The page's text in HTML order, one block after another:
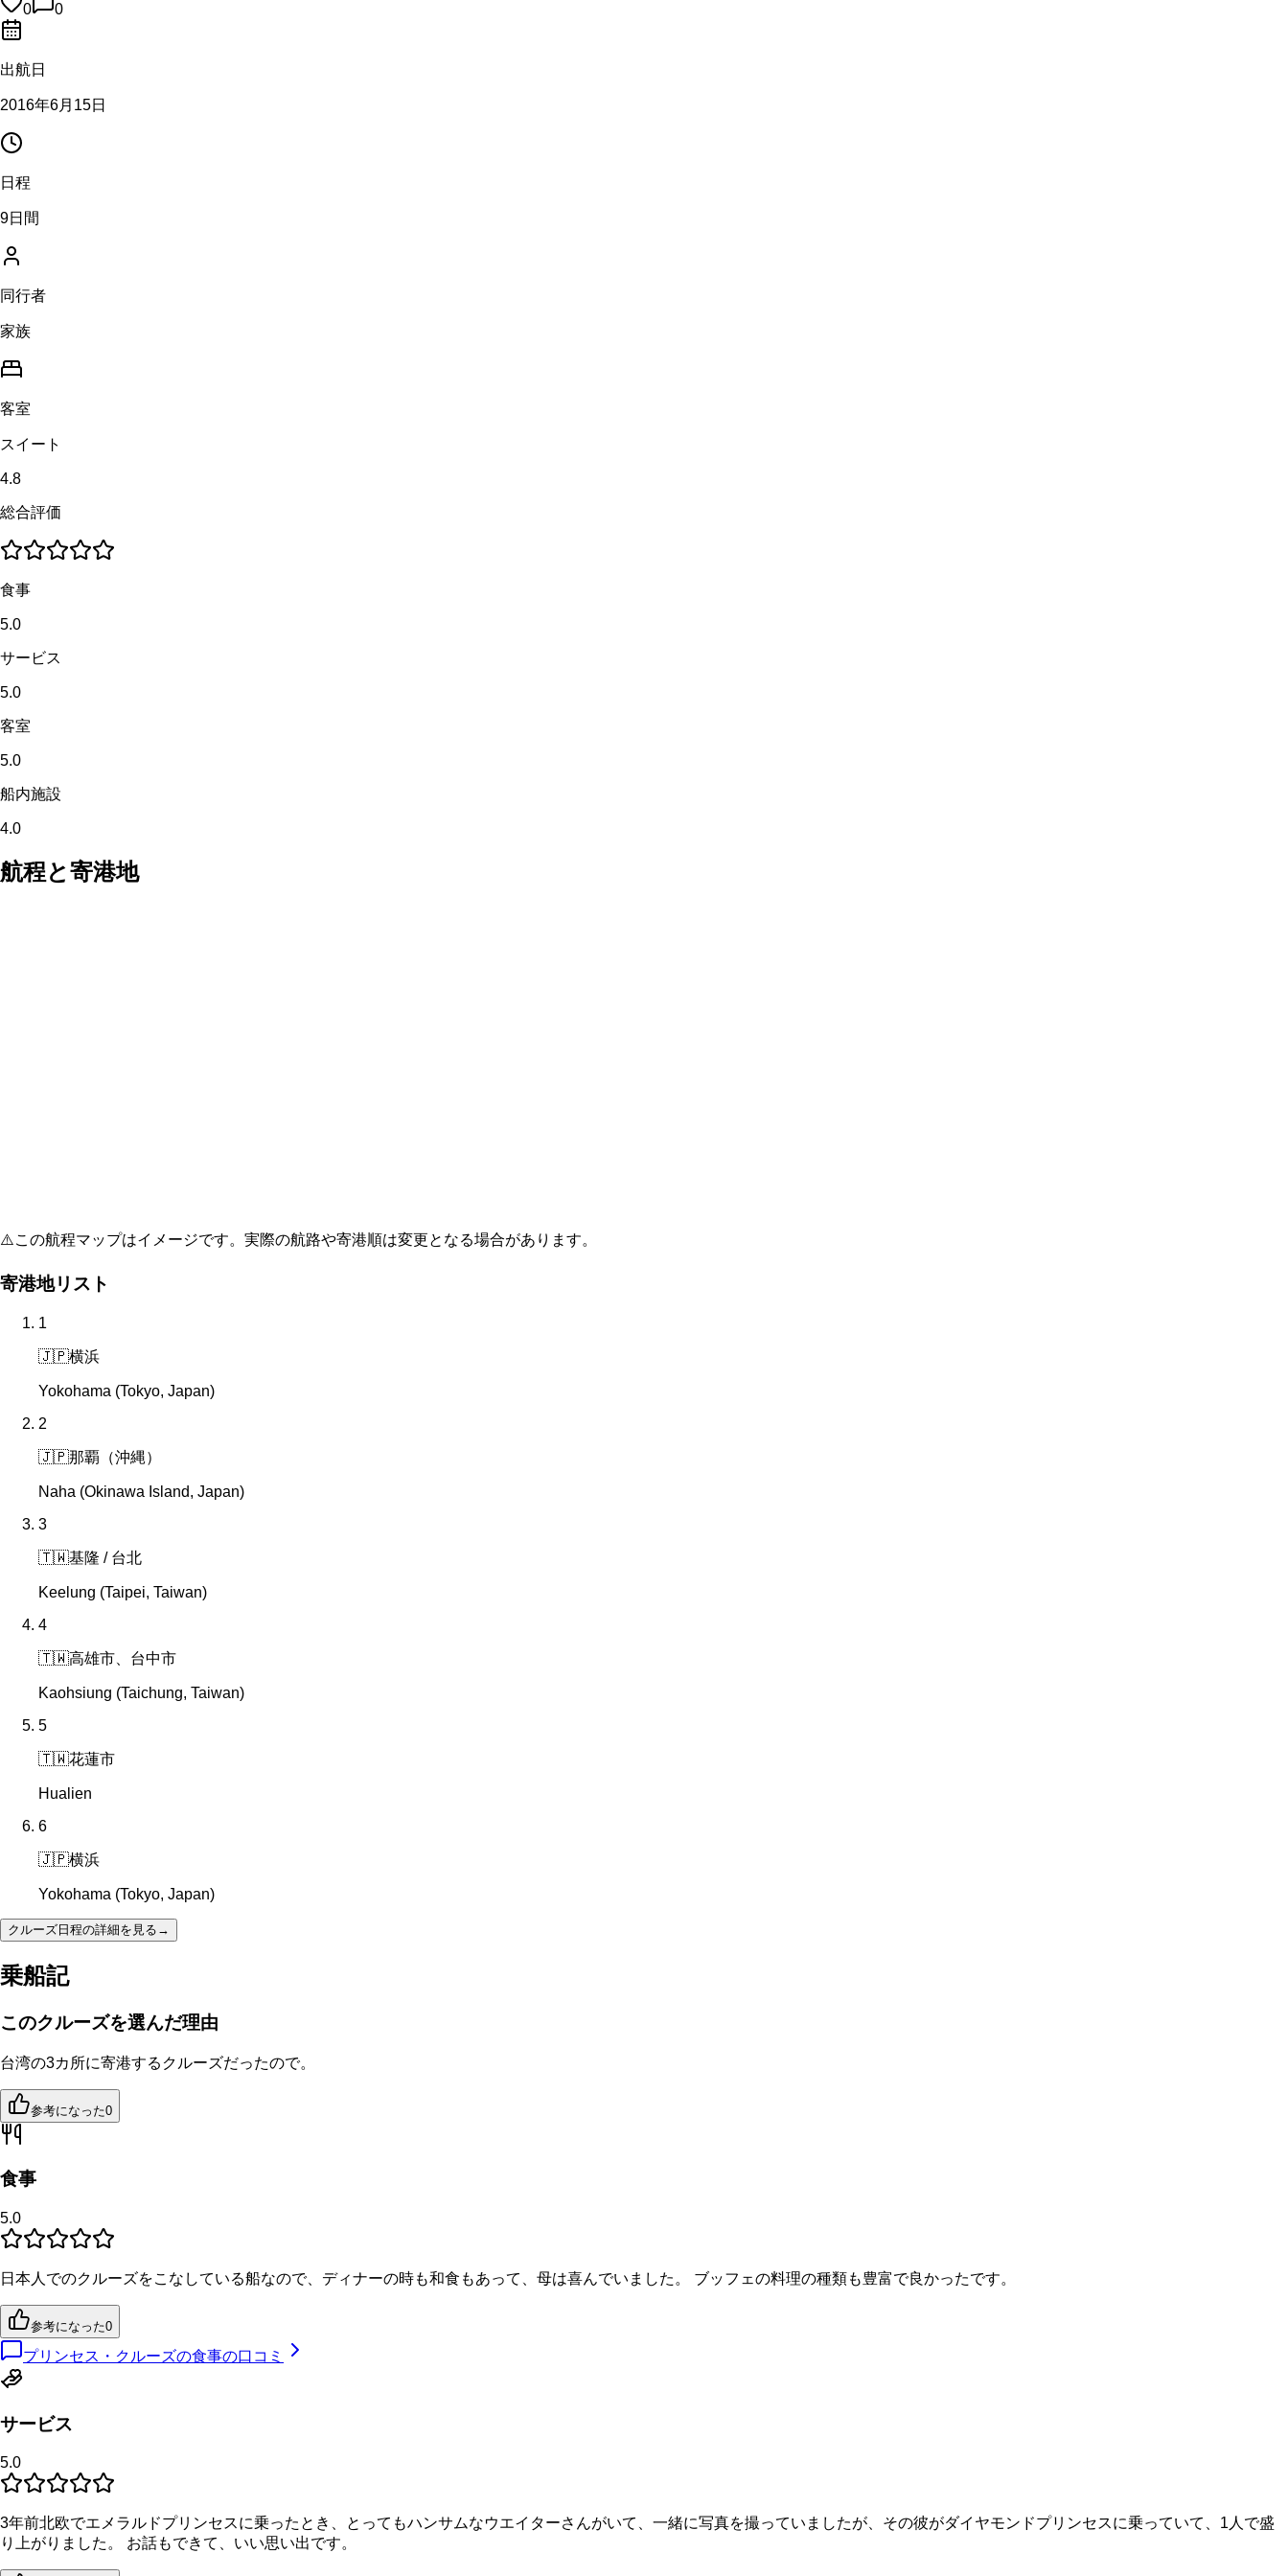
0 0
出航日
2016年6月15日
日程
9日間
同行者
家族
客室
スイート
4.8
総合評価
食事
5.0
サービス
5.0
客室
5.0
船内施設
4.0
航程と寄港地
⚠️この航程マップはイメージです。実際の航路や寄港順は変更となる場合があります。
寄港地リスト
1
🇯🇵横浜
Yokohama (Tokyo, Japan)
2
🇯🇵那覇（沖縄）
Naha (Okinawa Island, Japan)
3
🇹🇼基隆 / 台北
Keelung (Taipei, Taiwan)
4
🇹🇼高雄市、台中市
Kaohsiung (Taichung, Taiwan)
5
🇹🇼花蓮市
Hualien
6
🇯🇵横浜
Yokohama (Tokyo, Japan)
クルーズ日程の詳細を見る →
乗船記
このクルーズを選んだ理由
台湾の3カ所に寄港するクルーズだったので。
参考になった0
食事
5.0
日本人でのクルーズをこなしている船なので、ディナーの時も和食もあって、母は喜んでいました。 ブッフェの料理の種類も豊富で良かったです。
参考になった0
プリンセス・クルーズの食事の口コミ
サービス
5.0
3年前北欧でエメラルドプリンセスに乗ったとき、とってもハンサムなウエイターさんがいて、一緒に写真を撮っていましたが、その彼がダイヤモンドプリンセスに乗っていて、1人で盛
り上がりました。 お話もできて、いい思い出です。